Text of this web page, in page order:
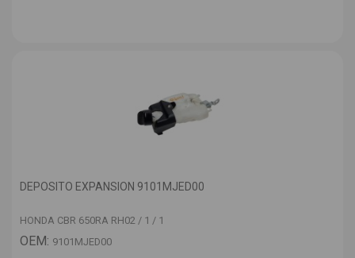
DEPOSITO EXPANSION 9101MJED00
HONDA CBR 650RA RH02 / 1 / 1
OEM: 9101MJED00